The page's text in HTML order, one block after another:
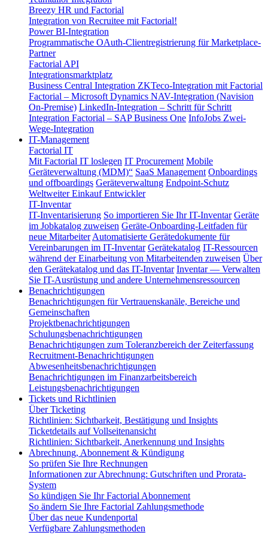
Breezy HR und Factorial
Integration von Recruitee mit Factorial!
Power BI-Integration
Programmatische OAuth-Clientregistrierung für Marketplace-
Partner
Factorial API
Integrationsmarktplatz
Business Central Integration ZKTeco-Integration mit Factorial
Factorial – Microsoft Dynamics NAV-Integration (Navision
On-Premise) LinkedIn-Integration – Schritt für Schritt
Integration Factorial – SAP Business One InfoJobs Zwei-
Wege-Integration
IT-Management
Factorial IT
Mit Factorial IT loslegen IT Procurement Mobile
Geräteverwaltung (MDM)“ SaaS Management Onboardings
und offboardings Geräteverwaltung Endpoint-Schutz
Weltweiter EinkaufEntwickler
IT-Inventar
IT-Inventarisierung So importieren Sie Ihr IT-Inventar Geräte
im Jobkatalog zuweisen Geräte-Onboarding-Leitfaden für
neue Mitarbeiter Automatisierte Gerätedokumente für
Vereinbarungen im IT-Inventar Gerätekatalog IT-Ressourcen
während der Einarbeitung von Mitarbeitenden zuweisen Über
den Gerätekatalog und das IT-Inventar Inventar — Verwalten
Sie IT-Ausrüstung und andere Unternehmensressourcen
Benachrichtigungen
Benachrichtigungen für Vertrauenskanäle, Bereiche und
Gemeinschaften
Projektbenachrichtigungen
Schulungsbenachrichtigungen
Benachrichtigungen zum Toleranzbereich der Zeiterfassung
Recruitment-Benachrichtigungen
Abwesenheitsbenachrichtigungen
Benachrichtigungen im Finanzarbeitsbereich
Leistungsbenachrichtigungen
Tickets und Richtlinien
Über Ticketing
Richtlinien: Sichtbarkeit, Bestätigung und Insights
Ticketdetails auf Vollseitenansicht
Richtlinien: Sichtbarkeit, Anerkennung und Insights
Abrechnung, Abonnement & Kündigung
So prüfen Sie Ihre Rechnungen
Informationen zur Abrechnung: Gutschriften und Prorata-
System
So kündigen Sie Ihr Factorial Abonnement
So ändern Sie Ihre Factorial Zahlungsmethode
Über das neue Kundenportal
Verfügbare Zahlungsmethoden